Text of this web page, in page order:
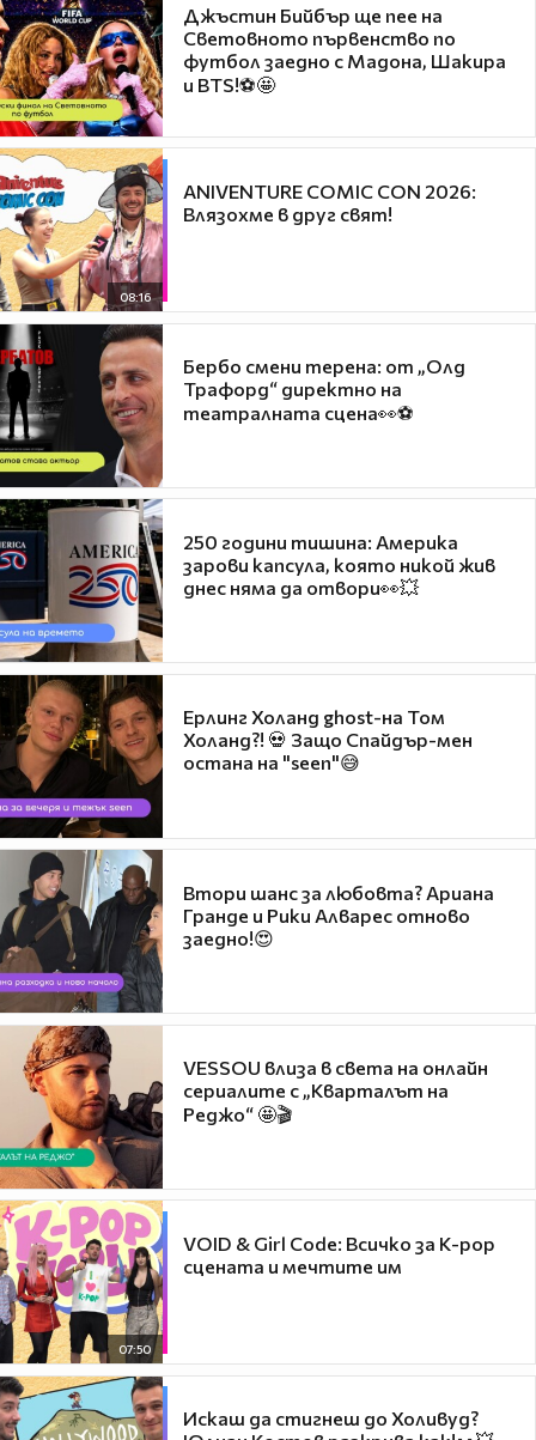
Джъстин Бийбър ще пее на
Световното първенство по
футбол заедно с Мадона, Шакира
и BTS!⚽🤩
08:16
ANIVENTURE COMIC CON 2026:
Влязохме в друг свят!
Бербо смени терена: от „Олд
Трафорд“ директно на
театралната сцена👀⚽
250 години тишина: Америка
зарови капсула, която никой жив
днес няма да отвори👀💥
Ерлинг Холанд ghost-на Том
Холанд?! 💀 Защо Спайдър-мен
остана на "seen"😅
Втори шанс за любовта? Ариана
Гранде и Рики Алварес отново
заедно!😍
VESSOU влиза в света на онлайн
сериалите с „Кварталът на
Реджо“ 🤩🎬
07:50
VOID & Girl Code: Всичко за K-pop
сцената и мечтите им
Искаш да стигнеш до Холивуд?